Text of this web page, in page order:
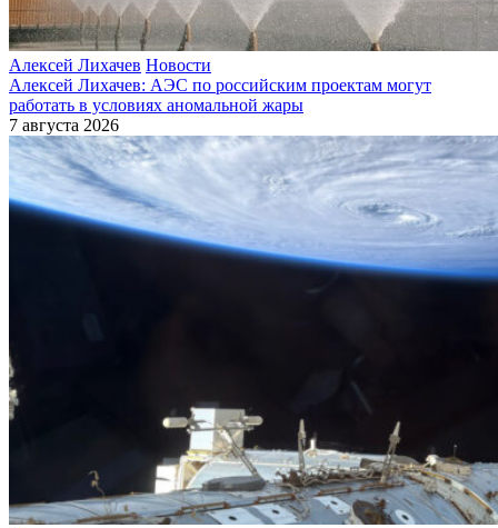
Алексей Лихачев Новости
Алексей Лихачев: АЭС по российским проектам могут
работать в условиях аномальной жары
7 августа 2026